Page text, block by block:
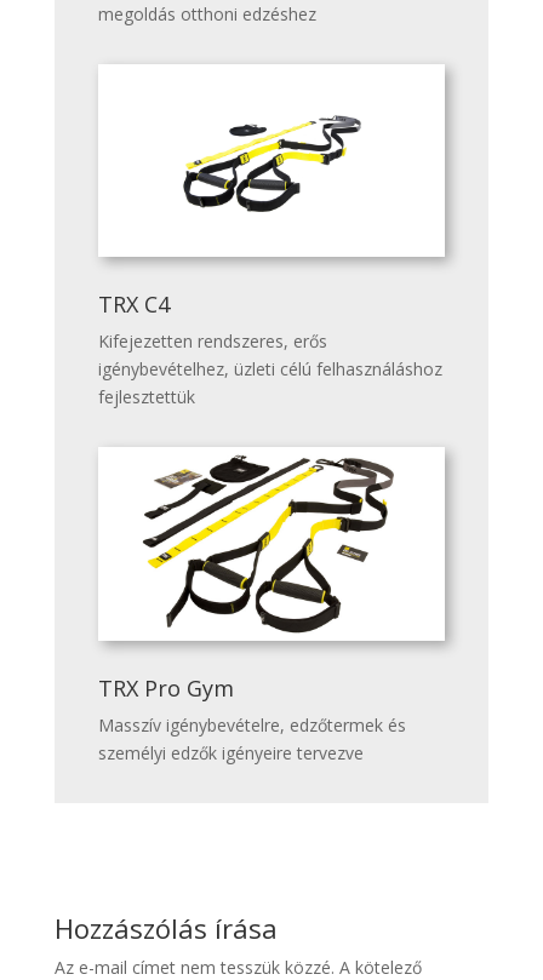
megoldás otthoni edzéshez
TRX C4
Kifejezetten rendszeres, erős
igénybevételhez, üzleti célú felhasználáshoz
fejlesztettük
TRX Pro Gym
Masszív igénybevételre, edzőtermek és
személyi edzők igényeire tervezve
Hozzászólás írása
Az e-mail címet nem tesszük közzé. A kötelező